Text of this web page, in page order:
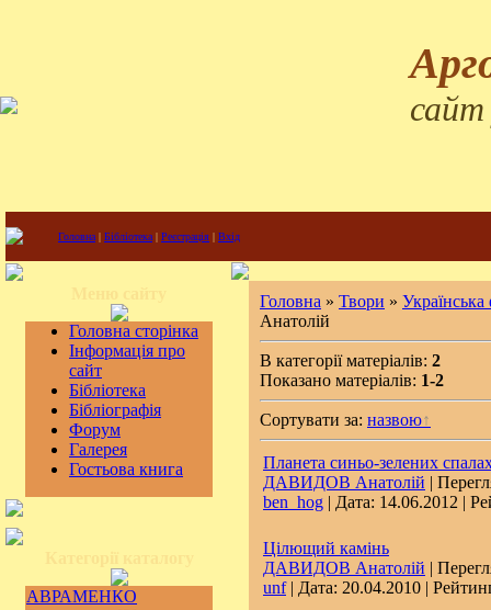
сайт
Головна | Бібліотека | Реєстрація | Вхід
Головна сторінка
Інформація про
сайт
Бібліотека
Бібліографія
Форум
Галерея
Гостьова книга
АВРАМЕНКО
Головна » Твори » Українська
Анатолій
В категорії матеріалів: 2
Показано матеріалів: 1-2
Сортувати за: назвою
Планета синьо-зелених
ДАВИДОВ Анатолій |
ben_hog | Дата: 14.06.2012 |
Цілющий камінь
ДАВИДОВ Анатолій |
unf| Дата: 20.04.2010 |